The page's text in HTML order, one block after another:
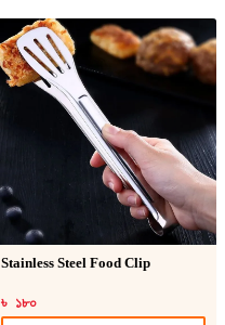
Stainless Steel Food Clip
৳ ১৮০